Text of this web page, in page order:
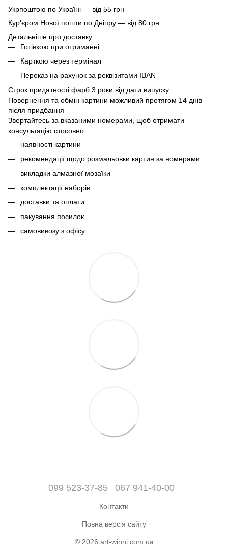
Укрпоштою по Україні — від 55 грн
Кур'єром Нової пошти по Дніпру — від 80 грн
Детальніше про доставку
Готівкою при отриманні
Карткою через термінал
Переказ на рахунок за реквізитами IBAN
Строк придатності фарб 3 роки від дати випуску
Повернення та обмін картини можливий протягом 14 днів
після придбання
Звертайтесь за вказаними номерами, щоб отримати
консультацію стосовно:
наявності картини
рекомендації щодо розмальовки картин за номерами
викладки алмазної мозаїки
комплектації наборів
доставки та оплати
пакування посилок
самовивозу з офісу
099 523-37-85 067 941-40-00
Контакти
Повна версія сайту
© 2026 art-winni.com.ua